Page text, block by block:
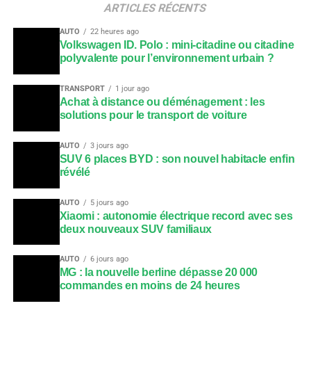
ARTICLES RÉCENTS
AUTO 22 heures ago
Volkswagen ID. Polo : mini-citadine ou citadine
polyvalente pour l’environnement urbain ?
TRANSPORT 1 jour ago
Achat à distance ou déménagement : les
solutions pour le transport de voiture
AUTO 3 jours ago
SUV 6 places BYD : son nouvel habitacle enfin
révélé
AUTO 5 jours ago
Xiaomi : autonomie électrique record avec ses
deux nouveaux SUV familiaux
AUTO 6 jours ago
MG : la nouvelle berline dépasse 20 000
commandes en moins de 24 heures